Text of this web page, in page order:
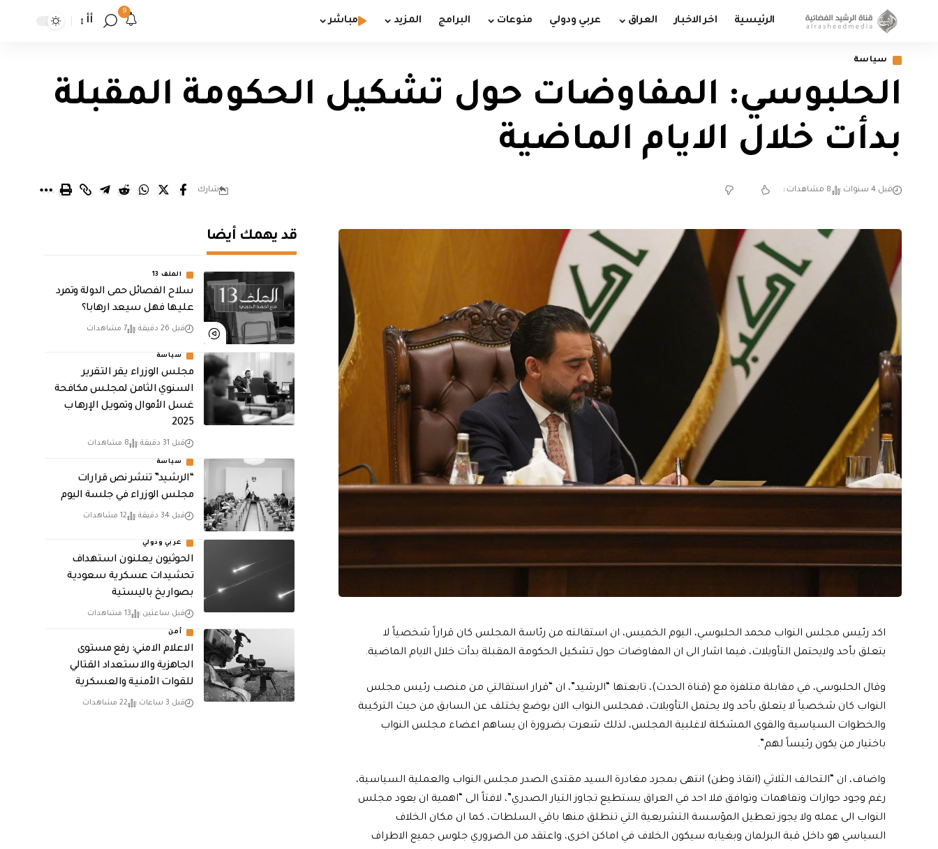
الرئيسية اخر الاخبار العراق عربي ودولي منوعات البرامج المزيد مباشر
9
أأ
سياسة
الحلبوسي: المفاوضات حول تشكيل الحكومة المقبلة
بدأت خلال الايام الماضية
قبل 4 سنوات 8 مشاهدات شارك
اكد رئيس مجلس النواب محمد الحلبوسي، اليوم الخميس، ان استقالته من رئاسة المجلس كان قراراً شخصياً لا
يتعلق بأحد ولايحتمل التأويلات، فيما اشار الى ان المفاوضات حول تشكيل الحكومة المقبلة بدأت خلال الايام الماضية.
وقال الحلبوسي، في مقابلة متلفزة مع (قناة الحدث)، تابعتها “الرشيد”، ان “قرار استقالتي من منصب رئيس مجلس
النواب كان شخصياً لا يتعلق بأحد ولا يحتمل التأويلات، فمجلس النواب الان بوضع يختلف عن السابق من حيث التركيبة
والخطوات السياسية والقوى المشكلة لاغلبية المجلس، لذلك شعرت بضرورة ان يساهم اعضاء مجلس النواب
باختيار من يكون رئيساً لهم”.
واضاف، ان “التحالف الثلاثي (انقاذ وطن) انتهى بمجرد مغادرة السيد مقتدى الصدر مجلس النواب والعملية السياسية،
رغم وجود حوارات وتفاهمات وتوافق فلا احد في العراق يستطيع تجاوز التيار الصدري”، لافتاً الى “اهمية ان يعود مجلس
النواب الى عمله ولا يجوز تعطيل المؤسسة التشريعية التي تنطلق منها باقي السلطات، كما ان مكان الخلاف
السياسي هو داخل قبة البرلمان وبغيابه سيكون الخلاف في اماكن اخرى، واعتقد من الضروري جلوس جميع الاطراف
قد يهمك أيضا
الملف 13
سلاح الفصائل حمى الدولة وتمرد
عليها فهل سيعد ارهابا؟
قبل 26 دقيقة 7 مشاهدات
سياسة
مجلس الوزراء يقر التقرير
السنوي الثامن لمجلـس مكافحة
غسل الأموال وتمويـل الإرهـاب
2025
قبل 31 دقيقة 8 مشاهدات
سياسة
“الرشيد” تنشر نص قرارات
مجلس الوزراء في جلسة اليوم
قبل 34 دقيقة 12 مشاهدات
عربي ودولي
الحوثيون يعلنون استهداف
تحشيدات عسكرية سعودية
بصواريخ باليستية
قبل ساعتين 13 مشاهدات
أمن
الاعلام الامني: رفع مستوى
الجاهزية والاستعداد القتالي
للقوات الأمنية والعسكرية
قبل 3 ساعات 22 مشاهدات